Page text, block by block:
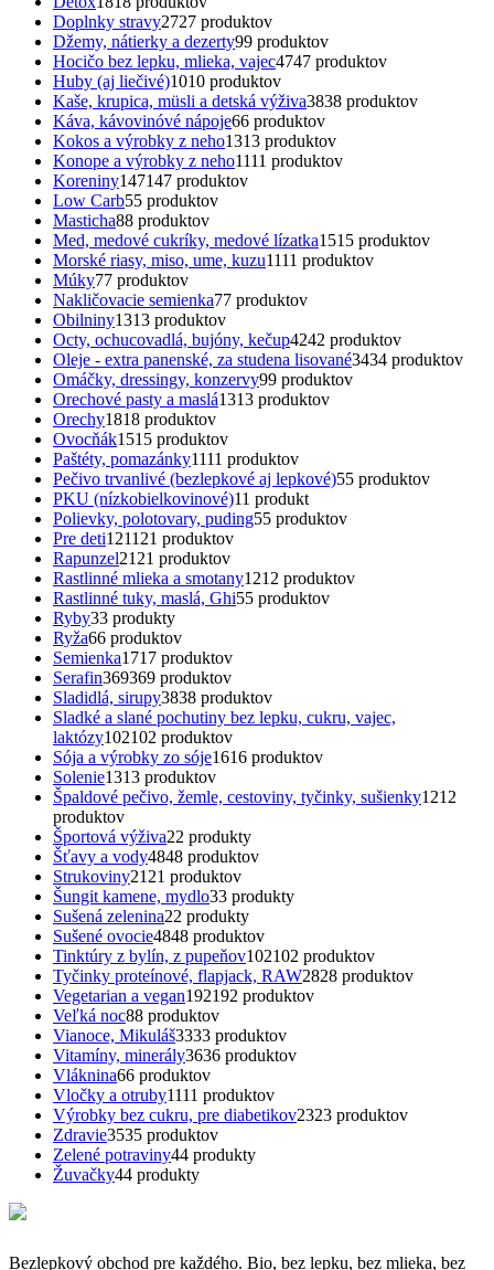
Doplnky stravy2727 produktov
Džemy, nátierky a dezerty99 produktov
Hocičo bez lepku, mlieka, vajec4747 produktov
Huby (aj liečivé)1010 produktov
Kaše, krupica, müsli a detská výživa3838 produktov
Káva, kávovinóvé nápoje66 produktov
Kokos a výrobky z neho1313 produktov
Konope a výrobky z neho1111 produktov
Koreniny147147 produktov
Low Carb55 produktov
Masticha88 produktov
Med, medové cukríky, medové lízatka1515 produktov
Morské riasy, miso, ume, kuzu1111 produktov
Múky77 produktov
Nakličovacie semienka77 produktov
Obilniny1313 produktov
Octy, ochucovadlá, bujóny, kečup4242 produktov
Oleje - extra panenské, za studena lisované3434 produktov
Omáčky, dressingy, konzervy99 produktov
Orechové pasty a maslá1313 produktov
Orechy1818 produktov
Ovocňák1515 produktov
Paštéty, pomazánky1111 produktov
Pečivo trvanlivé (bezlepkové aj lepkové)55 produktov
PKU (nízkobielkovinové)11 produkt
Polievky, polotovary, puding55 produktov
Pre deti121121 produktov
Rapunzel21 21 produktov
Rastlinné mlieka a smotany1212 produktov
Rastlinné tuky, maslá, Ghi55 produktov
Ryby33 produkty
Ryža66 produktov
Semienka1717 produktov
Serafin369369 produktov
Sladidlá, sirupy3838 produktov
Sladké a slané pochutiny bez lepku, cukru, vajec,
laktózy102102 produktov
Sója a výrobky zo sóje1616 produktov
Solenie1313 produktov
Špaldové pečivo, žemle, cestoviny, tyčinky, sušienky1212
produktov
Športová výživa22 produkty
Šťavy a vody4848 produktov
Strukoviny21 21 produktov
Šungit kamene, mydlo33 produkty
Sušená zelenina22 produkty
Sušené ovocie4848 produktov
Tinktúry z bylín, z pupeňov102102 produktov
Tyčinky proteínové, flapjack, RAW2828 produktov
Vegetarian a vegan192192 produktov
Veľká noc88 produktov
Vianoce, Mikuláš3333 produktov
Vitamíny, minerály3636 produktov
Vláknina66 produktov
Vločky a otruby1111 produktov
Výrobky bez cukru, pre diabetikov2323 produktov
Zdravie3535 produktov
Zelené potraviny44 produkty
Žuvačky44 produkty
Bezlepkový obchod pre každého. Bio, bez lepku, bez mlieka, bez